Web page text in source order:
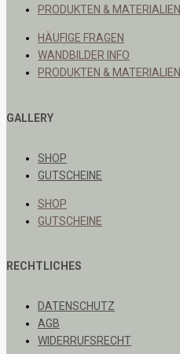
PRODUKTEN & MATERIALIEN
HÄUFIGE FRAGEN
WANDBILDER INFO
PRODUKTEN & MATERIALIEN
GALLERY
SHOP
GUTSCHEINE
SHOP
GUTSCHEINE
RECHTLICHES
DATENSCHUTZ
AGB
WIDERRUFSRECHT